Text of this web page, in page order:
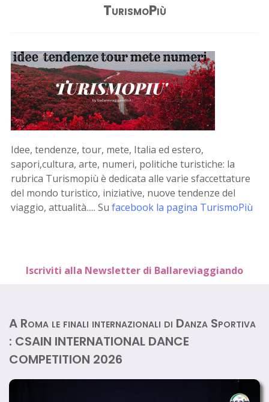
TurismoPiù
Idee, tendenze, tour, mete, Italia ed estero,
sapori,cultura, arte, numeri, politiche turistiche: la
rubrica Turismopiù è dedicata alle varie sfaccettature
del mondo turistico, iniziative, nuove tendenze del
viaggio, attualità..... Su facebook la pagina TurismoPiù
Iscriviti alla Newsletter di Ballareviaggiando
A Roma le finali internazionali di Danza Sportiva
: CSAIN INTERNATIONAL DANCE
COMPETITION 2026